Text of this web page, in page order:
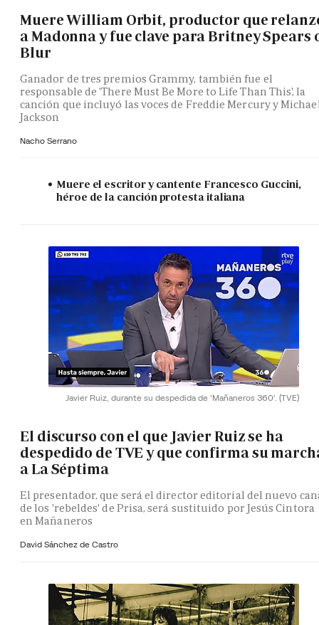
Muere William Orbit, productor que
a Madonna y fue clave para Britney Spears
Blur
Ganador de tres premios Grammy, también fue el
responsable de 'There Must Be More to Life Than This', la
canción que incluyó las voces de Freddie Mercury y
Jackson
Nacho Serrano
Muere el escritor y cantente Francesco Guccini,
héroe de la canción protesta italiana
Javier Ruiz, durante su despedida de 'Mañaneros 360'. (TVE)
El discurso con el que Javier Ruiz se ha
despedido de TVE y que confirma su
a La Séptima
El presentador, que será el director editorial del nuevo
de los 'rebeldes' de Prisa, será sustituido por Jesús Cintora
en Mañaneros
David Sánchez de Castro